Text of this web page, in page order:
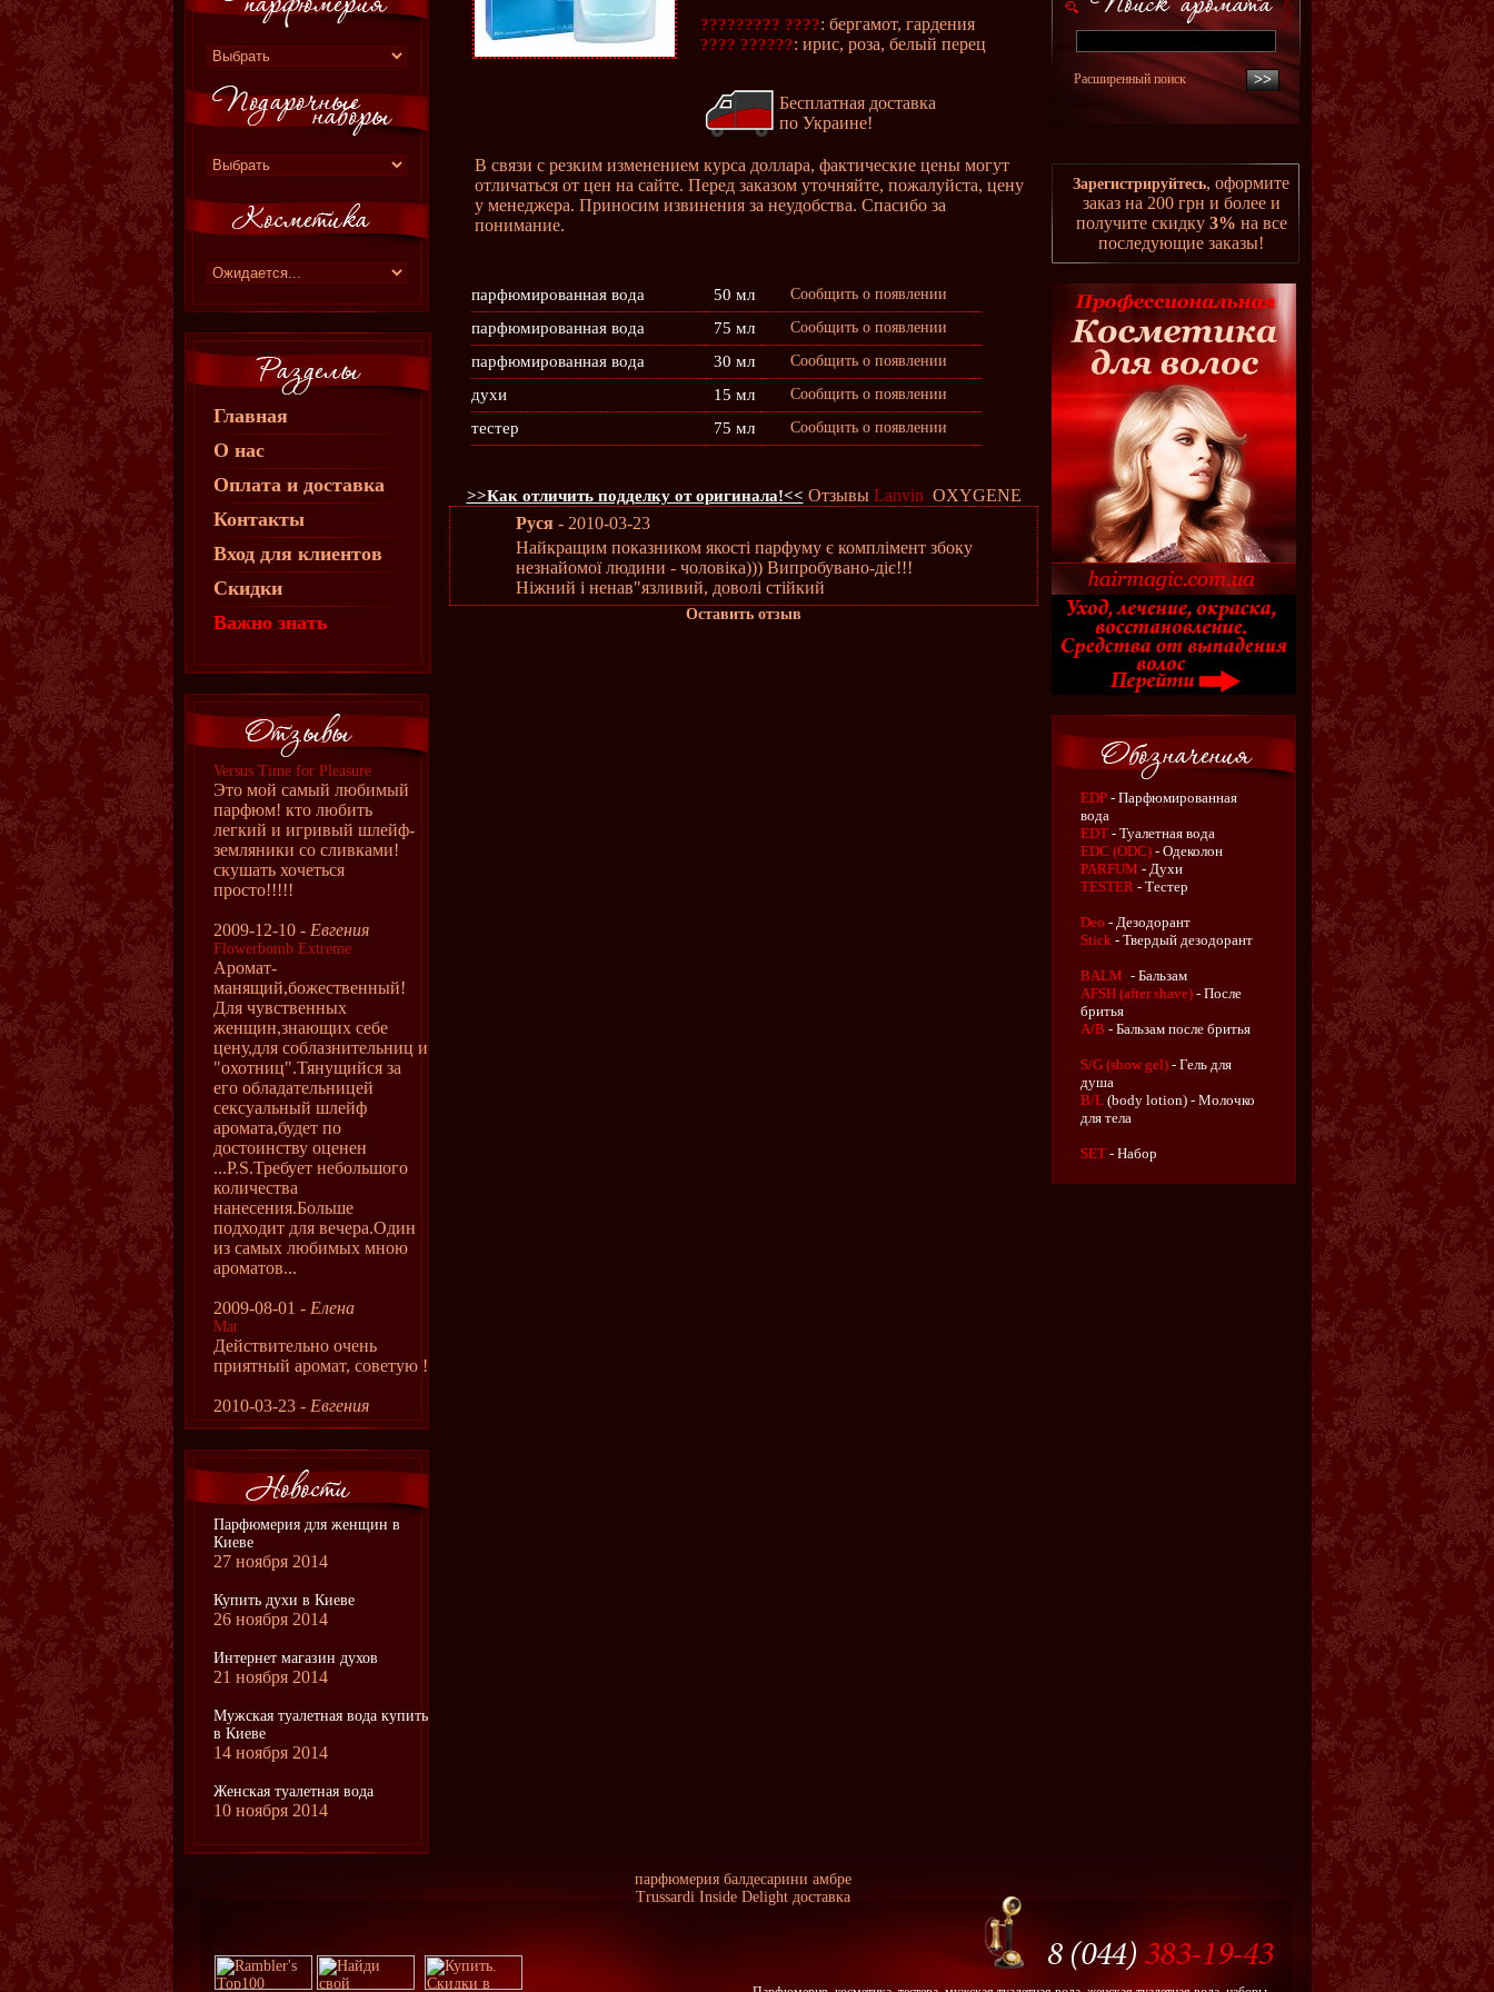
Главная
О нас
Оплата и доставка
Контакты
Вход для клиентов
Скидки
Важно знать
Versus Time for Pleasure
Это мой самый любимый
парфюм! кто любить
легкий и игривый шлейф-
земляники со сливками!
скушать хочеться
просто!!!!!
2009-12-10 - Евгения
Flowerbomb Extreme
Аромат-
манящий,божественный!
Для чувственных
женщин,знающих себе
цену,для соблазнительниц и
"охотниц".Тянущийся за
его обладательницей
сексуальный шлейф
аромата,будет по
достоинству оценен
...P.S.Требует небольшого
количества
нанесения.Больше
подходит для вечера.Один
из самых любимых мною
ароматов...
2009-08-01 - Елена
Mat
Действительно очень
приятный аромат, советую !
2010-03-23 - Евгения
Парфюмерия для женщин в
Киеве
27 ноября 2014
Купить духи в Киеве
26 ноября 2014
Интернет магазин духов
21 ноября 2014
Мужская туалетная вода купить
в Киеве
14 ноября 2014
Женская туалетная вода
10 ноября 2014
????????? ????: бергамот, гардения
???? ??????: ирис, роза, белый перец
Бесплатная доставка
по Украине!
В связи с резким изменением курса доллара, фактические цены могут
отличаться от цен на сайте. Перед заказом уточняйте, пожалуйста, цену
у менеджера. Приносим извинения за неудобства. Спасибо за
понимание.
парфюмированная вода 50 мл Сообщить о появлении
парфюмированная вода 75 мл Сообщить о появлении
парфюмированная вода 30 мл Сообщить о появлении
духи 15 мл Сообщить о появлении
тестер 75 мл Сообщить о появлении
>>Как отличить подделку от оригинала!<< Отзывы Lanvin OXYGENE
Руся- 2010-03-23
Найкращим показником якості парфуму є комплімент збоку
незнайомої людини - чоловіка))) Випробувано-діє!!!
Ніжний і ненав"язливий, доволі стійкий
Оставить отзыв
Расширенный поиск
Зарегистрируйтесь, оформите
заказ на 200 грн и более и
получите скидку 3% на все
последующие заказы!
EDP - Парфюмированная
вода
EDT - Туалетная вода
EDC (ODC) - Одеколон
PARFUM - Духи
TESTER - Тестер
Deo - Дезодорант
Stick - Твердый дезодорант
BALM - Бальзам
AFSH (after shave) - После
бритья
A/B - Бальзам после бритья
S/G (show gel) - Гель для
душа
B/L (body lotion) - Молочко
для тела
SET - Набор
парфюмерия балдесарини амбре
Trussardi Inside Delight доставка